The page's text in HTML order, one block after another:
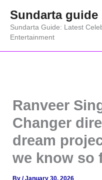
content
Sundarta guide
Sundarta Guide: Latest
Entertainment
Ranveer
Changer
dream
we know so
By/January 30, 2026